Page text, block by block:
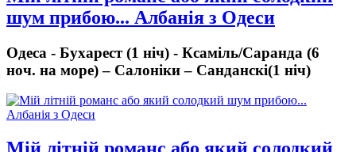
шум прибою... Албанія з Одеси
Одеса - Бухарест (1 ніч) - Ксаміль/Саранда (6
ноч. на море) – Салоніки – Санданскі(1 ніч)